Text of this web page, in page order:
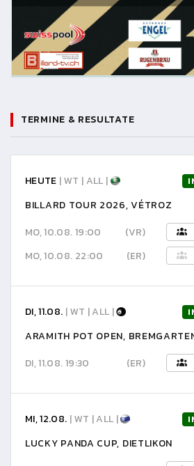
TERMINE & RESULTATE
HEUTE | WT | ALL |
BILLARD TOUR 2026, VÉTROZ
MO, 10.08. 19:00
(VR)
MO, 10.08. 22:00
(ER)
DI, 11.08. | WT | ALL |
ARAMITH POT OPEN,
DI, 11.08. 19:30
(ER)
MI, 12.08. | WT | ALL |
LUCKY PANDA CUP, DIETLIKON